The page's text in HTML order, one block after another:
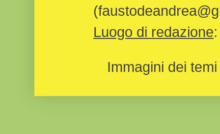
Luogo di redazione
Immagini dei